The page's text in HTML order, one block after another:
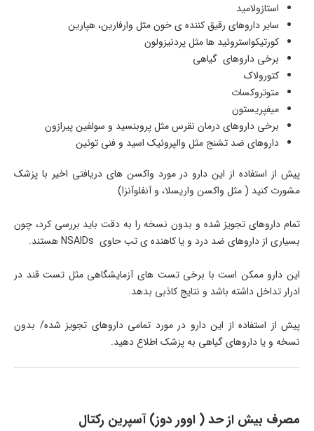
استازولامید
سایر داروهای رقیق کننده ی خون مثل وارفارین، هپارین
کورتیکواستروئید ها مثل پردنیزولون
برخی داروهای گیاهی
کتورولاک
متوتروکسات
میفپریستون
برخی داروهای درمان نقرس مثل پروبنسید و سولفین پیرازون
داروهای ضد تشنج مثل والپروئیک اسید و فنی توئین
پیش از استفاده از این دارو در مورد واکسن های دریافتی اخیر با پزشک
مشورت کنید ( مثل واکسن واریسلا، و آنفلوآنزا)
تمام داروهای تجویز شده و بدون نسخه را به دقت باید بررسی کرد، چون
بسیاری از داروهای ضد درد و یا کاهنده ی تب حاوی NSAIDs هستند.
این دارو ممکن است با برخی تست های آزمایشگاهی مثل تست قند در
ادرار تداخل داشته باشد و نتایج کاذبی بدهد.
پیش از استفاده از این دارو در مورد تمامی داروهای تجویز شده/ بدون
نسخه و یا داروهای گیاهی به پزشک اطلاع دهید.
مصرف بیش از حد ( اوور دوز) آسپرین رکتال